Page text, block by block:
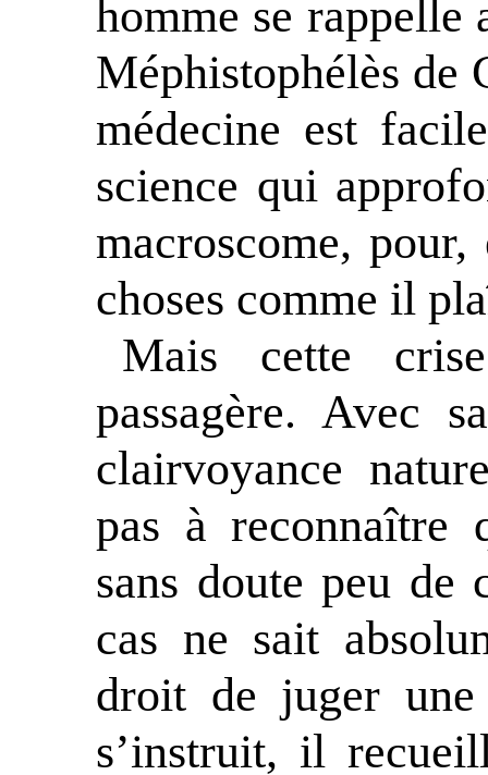
homme se rappelle
Méphistophélès de
médecine est
science qui
macroscome,
choses comme il
Mais cette
passagère. Avec
clairvoyance
pas à reconnaître
sans doute peu de
cas ne sait
droit de juger
s’instruit, il